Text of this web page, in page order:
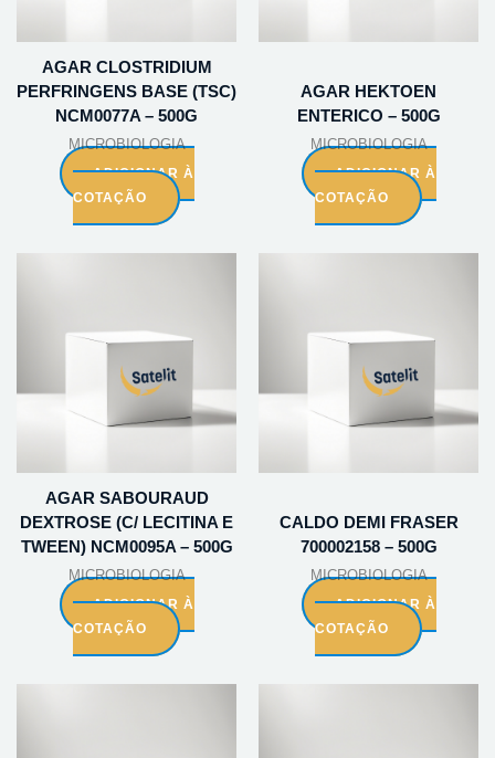
AGAR CLOSTRIDIUM
PERFRINGENS BASE (TSC)
NCM0077A – 500G
MICROBIOLOGIA
ADICIONAR À
COTAÇÃO
AGAR HEKTOEN
ENTERICO – 500G
MICROBIOLOGIA
ADICIONAR À
COTAÇÃO
AGAR SABOURAUD
DEXTROSE (C/ LECITINA E
TWEEN) NCM0095A – 500G
MICROBIOLOGIA
ADICIONAR À
COTAÇÃO
CALDO DEMI FRASER
700002158 – 500G
MICROBIOLOGIA
ADICIONAR À
COTAÇÃO